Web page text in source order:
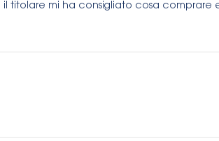
mi ha consigliato cosa comprare